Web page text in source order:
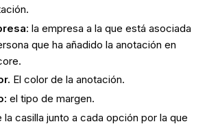
: la empresa a la que está asociada
que ha añadido la anotación en
El color de la anotación.
el tipo de margen.
la casilla junto a cada opción por la que